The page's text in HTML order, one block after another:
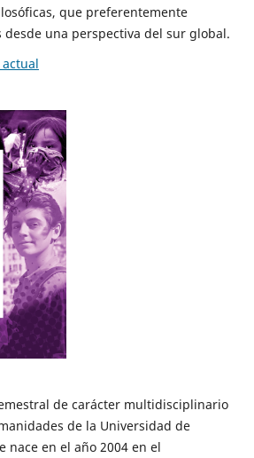
que preferentemente
una perspectiva del sur global.
de carácter multidisciplinario
de la Universidad de
nace en el año 2004 en el